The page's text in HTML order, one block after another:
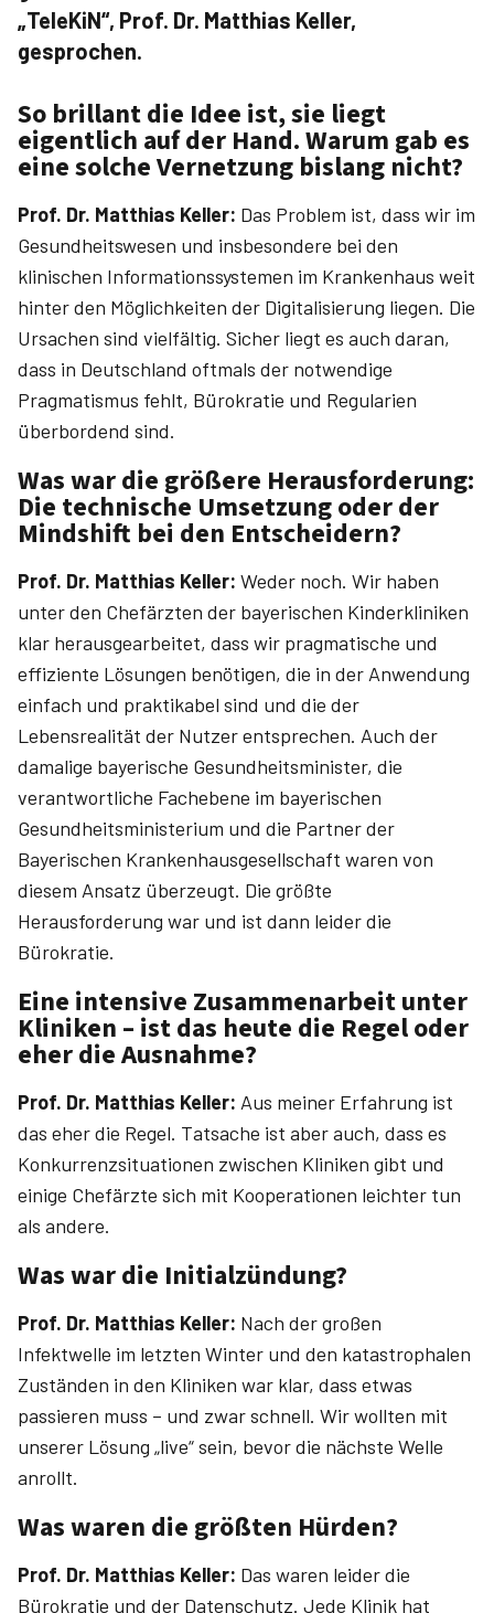
„TeleKiN“, Prof. Dr. ­Matthias ­Keller,
gesprochen.
So brillant die Idee ist, sie liegt
eigentlich auf der Hand. Warum gab es
eine solche Vernetzung bislang nicht?
Prof. Dr. ­Matthias ­Keller: Das Problem ist, dass wir im
Gesundheitswesen und insbesondere bei den
klinischen Informationssystemen im Krankenhaus weit
hinter den Möglichkeiten der Digitalisierung liegen. Die
Ursachen sind vielfältig. Sicher liegt es auch daran,
dass in Deutschland oftmals der notwendige
Pragmatismus fehlt, Bürokratie und Regularien
überbordend sind.
Was war die größere Herausforderung:
Die technische Umsetzung oder der
Mindshift bei den Entscheidern?
Prof. Dr. ­Matthias ­Keller: Weder noch. Wir haben
unter den Chefärzten der bayerischen Kinderkliniken
klar herausgearbeitet, dass wir pragmatische und
effiziente Lösungen benötigen, die in der Anwendung
einfach und praktikabel sind und die der
Lebensrealität der Nutzer entsprechen. Auch der
damalige bay­erische Gesundheitsminister, die
verantwortliche Fachebene im bayerischen
Gesundheitsministerium und die Partner der
Bayerischen Krankenhausgesellschaft waren von
diesem Ansatz überzeugt. Die größte
Herausforderung war und ist dann leider die
Bürokratie.
Eine intensive Zusammenarbeit unter
Kliniken – ist das heute die Regel oder
eher die Ausnahme?
Prof. Dr. ­Matthias ­Keller: Aus meiner Erfahrung ist
das eher die Regel. Tatsache ist aber auch, dass es
Konkurrenzsituationen zwischen Kliniken gibt und
einige Chefärzte sich mit Kooperationen leichter tun
als andere.
Was war die Initialzündung?
Prof. Dr. ­Matthias ­Keller: Nach der großen
Infektwelle im letzten Winter und den katastrophalen
Zuständen in den Kliniken war klar, dass etwas
passieren muss – und zwar schnell. Wir wollten mit
unserer Lösung „live“ sein, bevor die nächste Welle
anrollt.
Was waren die größten Hürden?
Prof. Dr. ­Matthias ­Keller: Das waren leider die
Bürokratie und der Datenschutz. Jede Klinik hat